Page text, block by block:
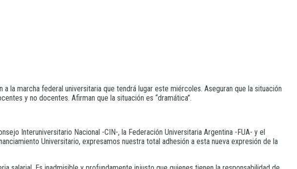
la marcha federal universitaria que tendrá lugar este miércoles. Aseguran que la situación
y no docentes. Afirman que la situación es “dramática”.
Interuniversitario Nacional -CIN-, la Federación Universitaria Argentina -FUA- y el
Universitario, expresamos nuestra total adhesión a esta nueva expresión de la